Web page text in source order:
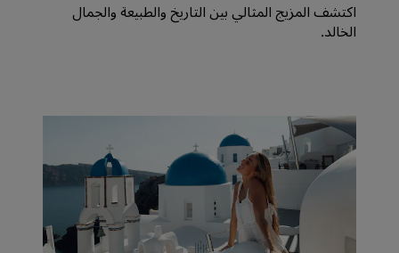
اكتشف المزيج المثالي بين التاريخ والطبيعة والجمال
الخالد.